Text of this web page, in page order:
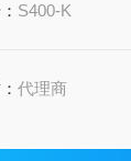
S400-K
代理商